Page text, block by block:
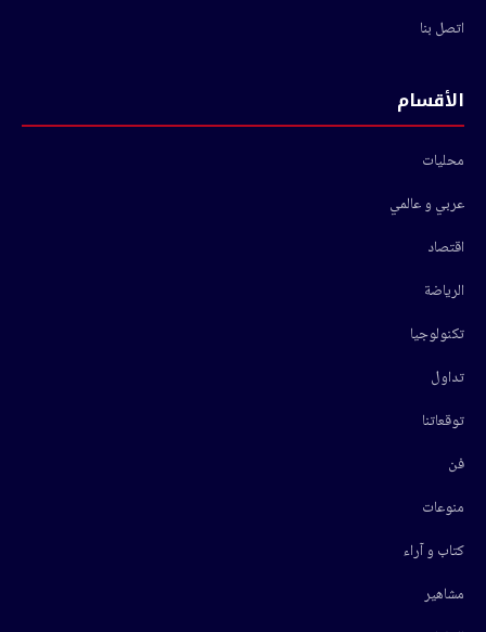
اتصل بنا
الأقسام
محليات
عربي و عالمي
اقتصاد
الرياضة
تكنولوجيا
تداول
توقعاتنا
فن
منوعات
كتاب و آراء
مشاهير